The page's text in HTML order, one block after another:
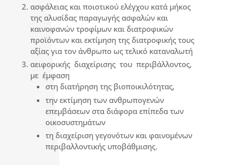
ασφάλειας και ποιοτικού ελέγχου κατά μήκος
της αλυσίδας παραγωγής ασφαλών και
καινοφανών τροφίμων και διατροφικών
προϊόντων και εκτίμηση της διατροφικής τους
αξίας για τον άνθρωπο ως τελικό καταναλωτή
αειφορικής διαχείρισης του περιβάλλοντος,
με έμφαση
στη διατήρηση της βιοποικιλότητας,
την εκτίμηση των ανθρωπογενών
επεμβάσεων στα διάφορα επίπεδα των
οικοσυστημάτων
τη διαχείριση γεγονότων και φαινομένων
περιβαλλοντικής υποβάθμισης.